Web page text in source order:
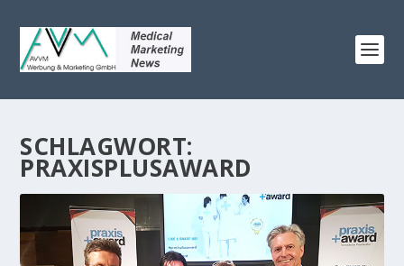
SCHLAGWORT:
PRAXISPLUSAWARD